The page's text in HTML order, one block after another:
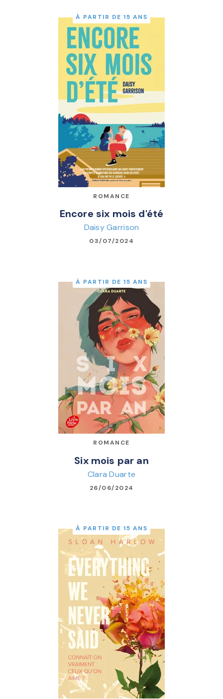
À PARTIR DE 15 ANS
ROMANCE
Encore six mois d'été
Daisy Garrison
03/07/2024
À PARTIR DE 15 ANS
ROMANCE
Six mois par an
Clara Duarte
26/06/2024
À PARTIR DE 15 ANS